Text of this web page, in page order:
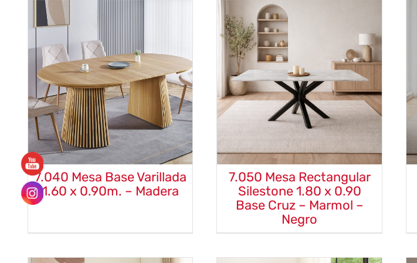
7.040 Mesa Base Varillada
1.60 x 0.90m. – Madera
7.050 Mesa Rectangular
Silestone 1.80 x 0.90
Base Cruz – Marmol –
Negro